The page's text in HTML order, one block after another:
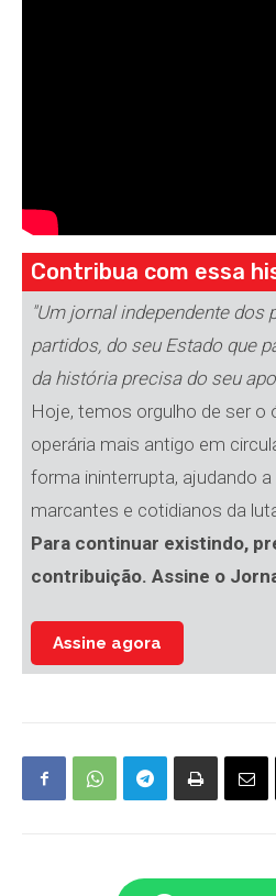
Contribua com essa
"Um jornal independente dos
partidos, do seu Estado que
da história precisa do seu
Hoje, temos orgulho de ser o
operária mais antigo em
forma ininterrupta, ajudando
marcantes e cotidianos da
Para continuar existindo,
contribuição. Assine o
Assine agora